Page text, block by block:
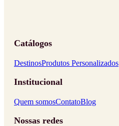
Catálogos
DestinosProdutos Personalizados
Institucional
Quem somosContatoBlog
Nossas redes